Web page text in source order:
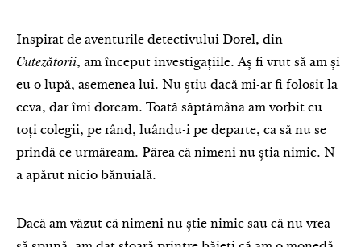
Inspirat de aventurile detectivului Dorel, din
Cutezătorii, am început investigațiile. Aș fi vrut să am și
eu o lupă, asemenea lui. Nu știu dacă mi-ar fi folosit la
ceva, dar îmi doream. Toată săptămâna am vorbit cu
toți colegii, pe rând, luându-i pe departe, ca să nu se
prindă ce urmăream. Părea că nimeni nu știa nimic. N-
a apărut nicio bănuială.
Dacă am văzut că nimeni nu știe nimic sau că nu vrea